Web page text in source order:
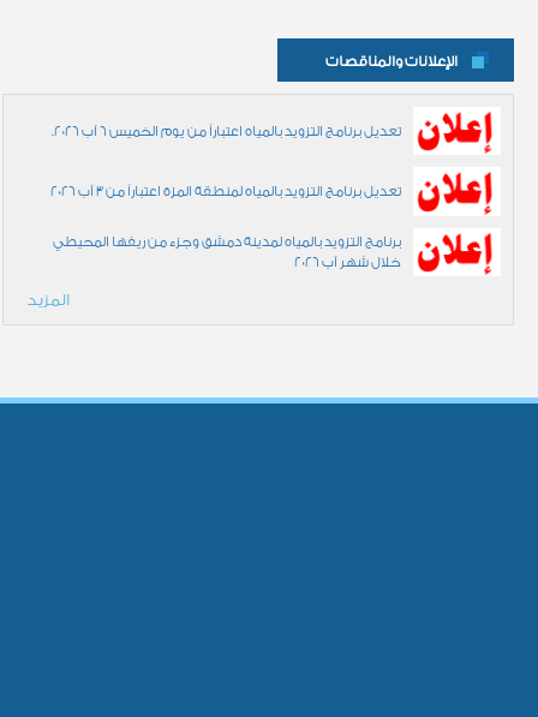
الإعلانات والمناقصات
تعديل برنامج التزويد بالمياه اعتباراً من يوم الخميس 6 آب 2026.
تعديل برنامج التزويد بالمياه لمنطقة المزة اعتباراً من 3 آب 2026
برنامج التزويد بالمياه لمدينة دمشق وجزء من ريفها المحيطي
خلال شهر آب 2026
المزيد